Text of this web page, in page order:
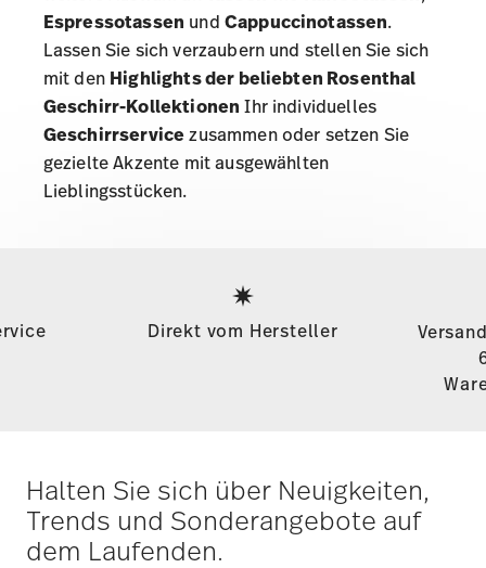
Espressotassen und Cappuccinotassen.
Lassen Sie sich verzaubern und stellen Sie sich
mit den Highlights der beliebten Rosenthal
Geschirr-Kollektionen Ihr individuelles
Geschirrservicezusammen oder setzen Sie
gezielte Akzente mit ausgewählten
Lieblingsstücken.
Direkt vom Hersteller
Halten Sie sich über Neuigkeiten,
Trends und Sonderangebote auf
dem Laufenden.